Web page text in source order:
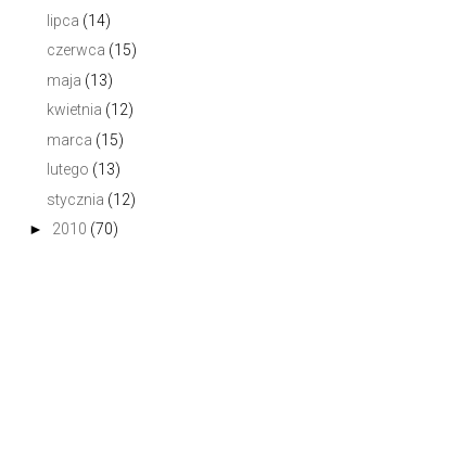
lipca (14)
czerwca (15)
maja (13)
kwietnia (12)
marca (15)
lutego (13)
stycznia (12)
► 2010 (70)